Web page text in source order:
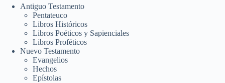
Antiguo Testamento
Pentateuco
Libros Históricos
Libros Poéticos y Sapienciales
Libros Proféticos
Nuevo Testamento
Evangelios
Hechos
Epístolas